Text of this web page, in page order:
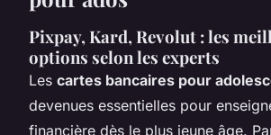
Pixpay, Kard, Revolut : les
options selon les experts
Les cartes bancaires pour
devenues essentielles pour
financière dès le plus jeune âge.